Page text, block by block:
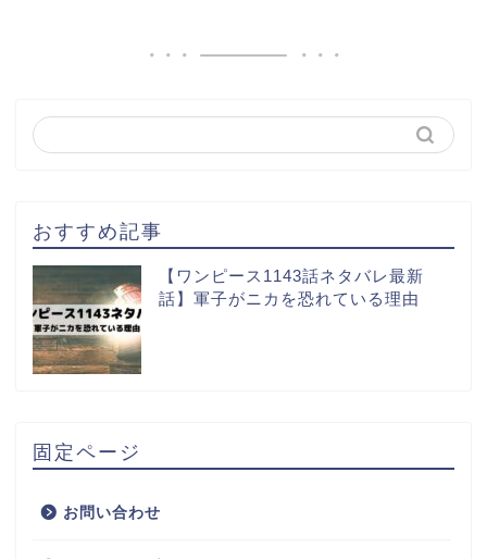
おすすめ記事
【ワンピース1143話ネタバレ最新
話】軍子がニカを恐れている理由
固定ページ
お問い合わせ